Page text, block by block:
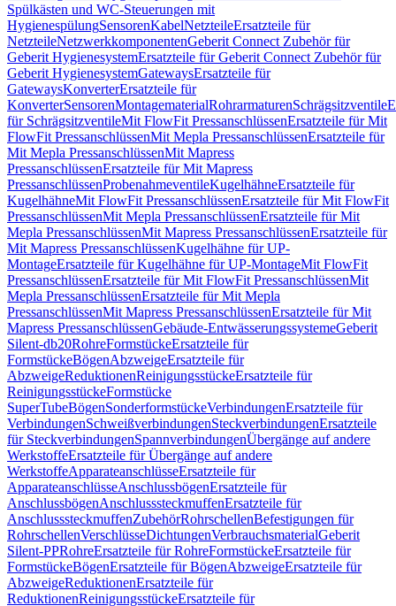
Spülkästen und WC-Steuerungen mit
HygienespülungSensorenKabelNetzteileErsatzteile für
NetzteileNetzwerkkomponentenGeberit Connect Zubehör für
Geberit HygienesystemErsatzteile für Geberit Connect Zubehör für
Geberit HygienesystemGatewaysErsatzteile für
GatewaysKonverterErsatzteile für
KonverterSensorenMontagematerialRohrarmaturenSchrägsitzventile
für SchrägsitzventileMit FlowFit PressanschlüssenErsatzteile für Mit
FlowFit PressanschlüssenMit Mepla PressanschlüssenErsatzteile für
Mit Mepla PressanschlüssenMit Mapress
PressanschlüssenErsatzteile für Mit Mapress
PressanschlüssenProbenahmeventileKugelhähneErsatzteile für
KugelhähneMit FlowFit PressanschlüssenErsatzteile für Mit FlowFit
PressanschlüssenMit Mepla PressanschlüssenErsatzteile für Mit
Mepla PressanschlüssenMit Mapress PressanschlüssenErsatzteile für
Mit Mapress PressanschlüssenKugelhähne für UP-
MontageErsatzteile für Kugelhähne für UP-MontageMit FlowFit
PressanschlüssenErsatzteile für Mit FlowFit PressanschlüssenMit
Mepla PressanschlüssenErsatzteile für Mit Mepla
PressanschlüssenMit Mapress PressanschlüssenErsatzteile für Mit
Mapress PressanschlüssenGebäude-EntwässerungssystemeGeberit
Silent-db20RohreFormstückeErsatzteile für
FormstückeBögenAbzweigeErsatzteile für
AbzweigeReduktionenReinigungsstückeErsatzteile für
ReinigungsstückeFormstücke
SuperTubeBögenSonderformstückeVerbindungenErsatzteile für
VerbindungenSchweißverbindungenSteckverbindungenErsatzteile
für SteckverbindungenSpannverbindungenÜbergänge auf andere
WerkstoffeErsatzteile für Übergänge auf andere
WerkstoffeApparateanschlüsseErsatzteile für
ApparateanschlüsseAnschlussbögenErsatzteile für
AnschlussbögenAnschlusssteckmuffenErsatzteile für
AnschlusssteckmuffenZubehörRohrschellenBefestigungen für
RohrschellenVerschlüsseDichtungenVerbrauchsmaterialGeberit
Silent-PPRohreErsatzteile für RohreFormstückeErsatzteile für
FormstückeBögenErsatzteile für BögenAbzweigeErsatzteile für
AbzweigeReduktionenErsatzteile für
ReduktionenReinigungsstückeErsatzteile für